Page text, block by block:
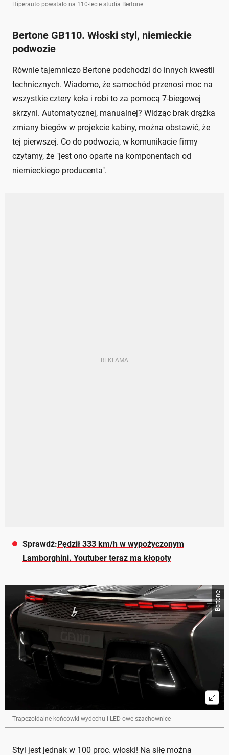
Hiperauto powstało na 110-lecie studia Bertone
Bertone GB110. Włoski styl, niemieckie
podwozie
Równie tajemniczo Bertone podchodzi do innych kwestii
technicznych. Wiadomo, że samochód przenosi moc na
wszystkie cztery koła i robi to za pomocą 7-biegowej
skrzyni. Automatycznej, manualnej? Widząc brak drążka
zmiany biegów w projekcie kabiny, można obstawić, że
tej pierwszej. Co do podwozia, w komunikacie firmy
czytamy, że "jest ono oparte na komponentach od
niemieckiego producenta".
Sprawdź:Pędził 333 km/h w wypożyczonym
Lamborghini. Youtuber teraz ma kłopoty
Bertone
Trapezoidalne końcówki wydechu i LED-owe szachownice
Styl jest jednak w 100 proc. włoski! Na siłę można